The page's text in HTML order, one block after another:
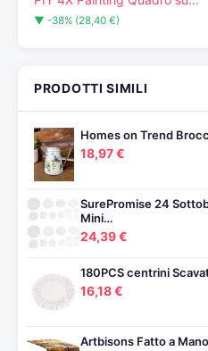
▼ -38% (28,40 €)
PRODOTTI SIMILI
Homes on Trend
18,97 €
SurePromise 24
Mini…
24,39 €
180PCS centrini
16,18 €
Artbisons Fatto a